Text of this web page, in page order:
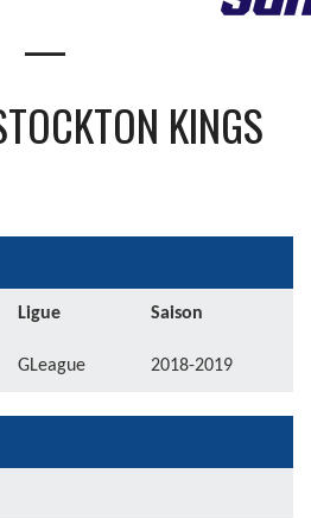
—
KINGS
Ligue Saison
GLeague 2018-2019